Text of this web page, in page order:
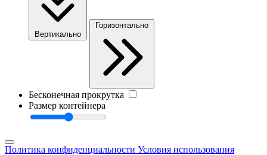
Вертикально
Горизонтально
Бесконечная прокрутка
Размер контейнера
Политика конфиденциальности Условия использования